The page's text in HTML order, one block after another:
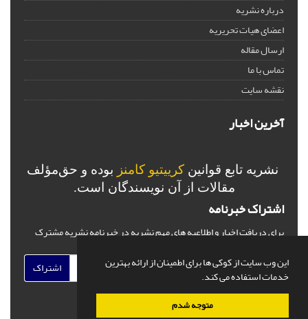
این وب سایت از کوکی ها برای اطمینان از ارائه بهترین
خدمات استفاده می کند.
متوجه شدم
درباره نشریه
اعضای هیات تحریریه
ارسال مقاله
تماس با ما
نقشه سایت
آخرین اخبار
نشریه تابع قوانین کرییتیو کامنز بوده و حق‌مؤلف
مقالات از آن نویسندگان است.
اشتراک خبرنامه
برای دریافت اخبار و اطلاعیه های مهم نشریه در خبرنامه نشریه مشترک
اشتراک